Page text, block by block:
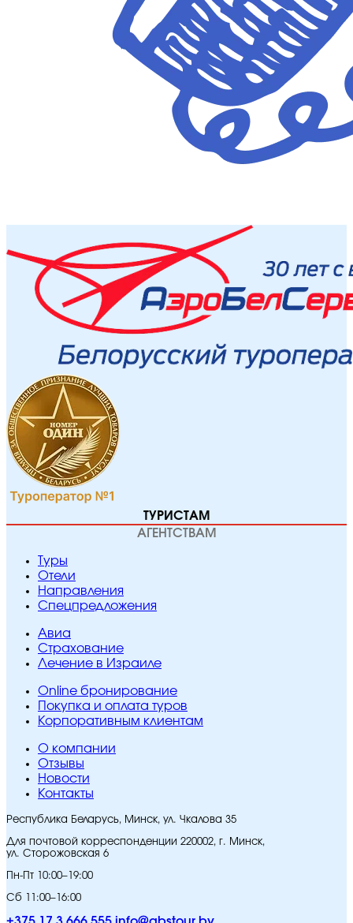
ТУРИСТАМ
АГЕНТСТВАМ
Туры
Отели
Направления
Спецпредложения
Авиа
Страхование
Лечение в Израиле
Online бронирование
Покупка и оплата туров
Корпоративным клиентам
O компании
Отзывы
Новости
Контакты
Республика Беларусь, Минск, ул. Чкалова 35
Для почтовой корреспонденции 220002, г. Минск,
ул. Сторожовская 6
Пн-Пт 10:00–19:00
Сб 11:00–16:00